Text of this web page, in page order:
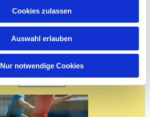
Cookies zulassen
Auswahl erlauben
Nur notwendige Cookies